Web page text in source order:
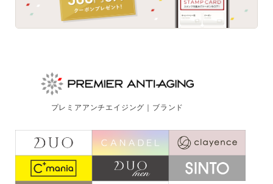
プレミアアンチエイジング｜ブランド